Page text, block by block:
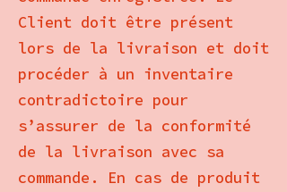
Client doit être présent
lors de la livraison et doit
procéder à un inventaire
contradictoire pour
s’assurer de la conformité
de la livraison avec sa
commande. En cas de produit